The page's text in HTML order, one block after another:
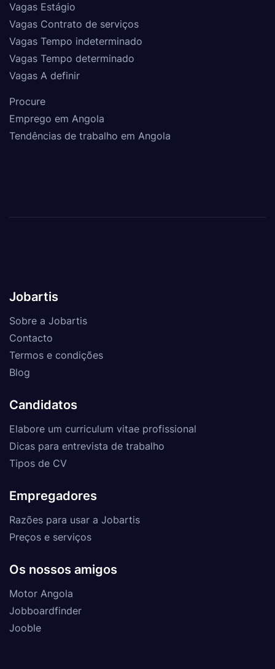
Vagas Estágio
Vagas Contrato de serviços
Vagas Tempo indeterminado
Vagas Tempo determinado
Vagas A definir
Procure
Emprego em Angola
Tendências de trabalho em Angola
Jobartis
Sobre a Jobartis
Contacto
Termos e condições
Blog
Candidatos
Elabore um curriculum vitae profissional
Dicas para entrevista de trabalho
Tipos de CV
Empregadores
Razões para usar a Jobartis
Preços e serviços
Os nossos amigos
Motor Angola
Jobboardfinder
Jooble